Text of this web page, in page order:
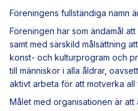
Föreningens fullständiga namn
Föreningen har som ändamål
samt med särskild målsättning
konst- och kulturprogram och
till människor i alla åldrar,
aktivt arbeta för att motverka all
Målet med organisationen är